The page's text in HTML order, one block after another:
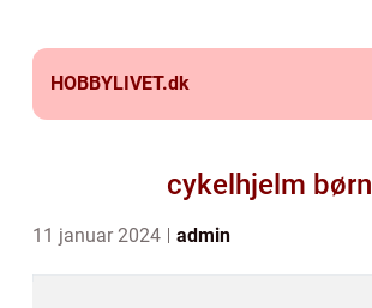
HOBBYLIVET.dk
cykelhjelm børn
11 januar 2024 admin